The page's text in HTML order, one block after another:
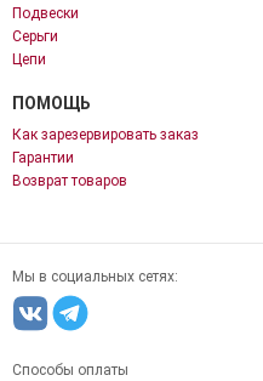
Подвески
Серьги
Цепи
ПОМОЩЬ
Как зарезервировать заказ
Гарантии
Возврат товаров
Мы в социальных сетях:
Способы оплаты